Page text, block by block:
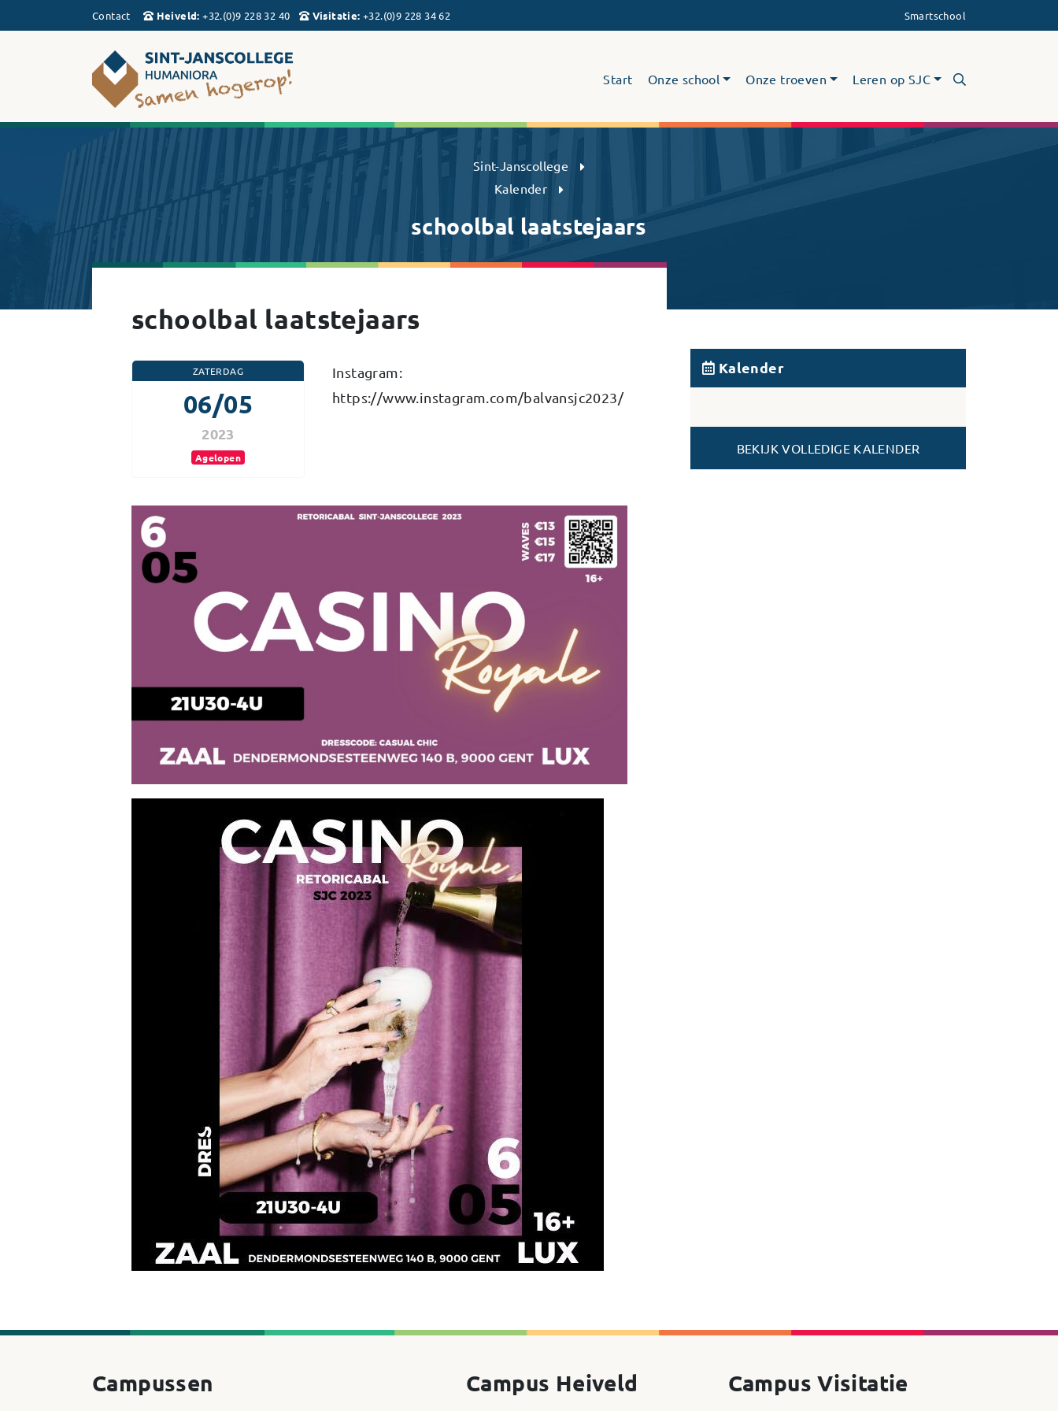
Contact Heiveld: +32.(0)9 228 32 40 Visitatie: +32.(0)9 228 34 62 Smartschool
Start Onze school Onze troeven Leren op SJC
Sint-Janscollege
Kalender
schoolbal laatstejaars
schoolbal laatstejaars
ZATERDAG
06/05
2023
Agelopen
Instagram:
https://www.instagram.com/balvansjc2023/
Kalender
BEKIJK VOLLEDIGE KALENDER
Campussen Campus Heiveld Campus Visitatie